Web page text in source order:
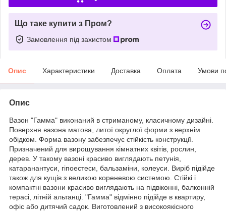
Що таке купити з Пром?
Замовлення під захистом
Опис Характеристики Доставка Оплата Умови
Опис
Вазон "Гамма" виконаний в стриманому, класичному дизайні.
Поверхня вазона матова, литої округлої форми з верхнім
обідком. Форма вазону забезпечує стійкість конструкції.
Призначений для вирощування кімнатних квітів, рослин,
дерев. У такому вазоні красиво виглядають петунія,
катаранантуси, гіпоестеси, бальзаміни, колеуси. Виріб підійде
також для кущів з великою кореневою системою. Стійкі і
компактні вазони красиво виглядають на підвіконні, балконній
терасі, літній альтанці. "Гамма" відмінно підійде в квартиру,
офіс або дитячий садок. Виготовлений з високоякісного